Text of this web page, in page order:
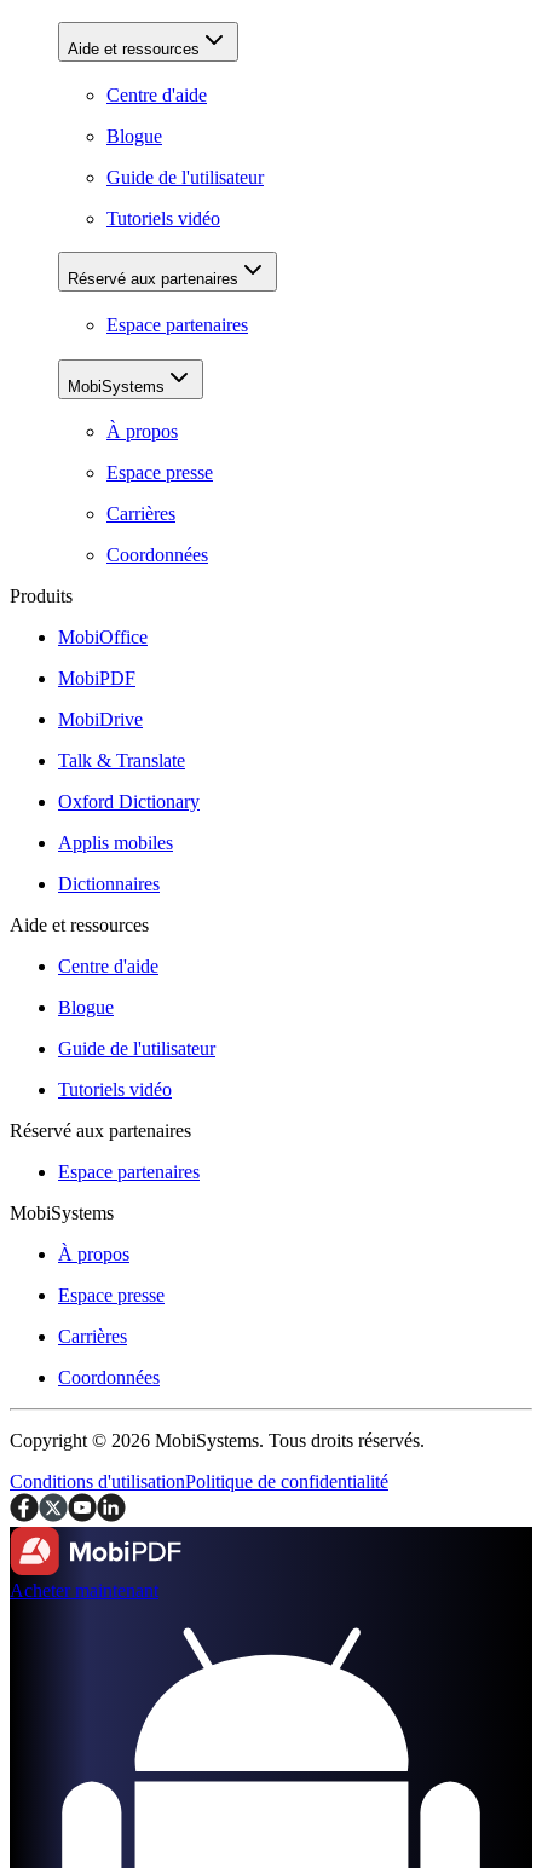
Aide et ressources
Centre d'aide
Blogue
Guide de l'utilisateur
Tutoriels vidéo
Réservé aux partenaires
Espace partenaires
MobiSystems
À propos
Espace presse
Carrières
Coordonnées
Produits
MobiOffice
MobiPDF
MobiDrive
Talk & Translate
Oxford Dictionary
Applis mobiles
Dictionnaires
Aide et ressources
Centre d'aide
Blogue
Guide de l'utilisateur
Tutoriels vidéo
Réservé aux partenaires
Espace partenaires
MobiSystems
À propos
Espace presse
Carrières
Coordonnées
Copyright © 2026 MobiSystems. Tous droits réservés.
Conditions d'utilisationPolitique de confidentialité
Acheter maintenant